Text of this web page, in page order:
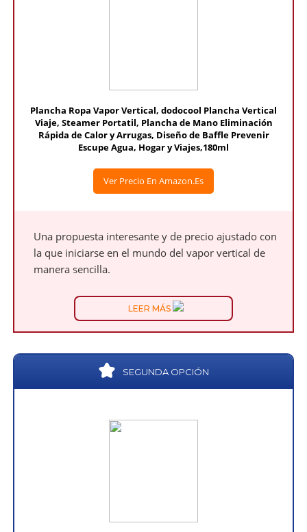
Plancha Ropa Vapor Vertical, dodocool Plancha Vertical
Viaje, Steamer Portatil, Plancha de Mano Eliminación
Rápida de Calor y Arrugas, Diseño de Baffle Prevenir
Escupe Agua, Hogar y Viajes,180ml
Ver Precio En Amazon.es
Una propuesta interesante y de precio ajustado con
la que iniciarse en el mundo del vapor vertical de
manera sencilla.
LEER MÁS
SEGUNDA OPCIÓN